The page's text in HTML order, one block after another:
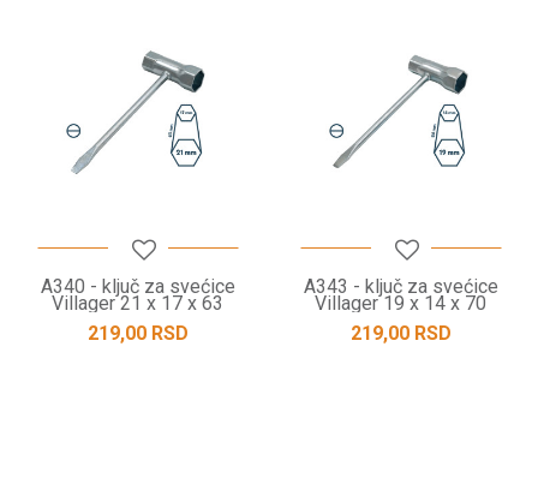
A340 - ključ za svećice
Villager 21 x 17 x 63
219,00 RSD
A343 - ključ za svećice
Villager 19 x 14 x 70
219,00 RSD